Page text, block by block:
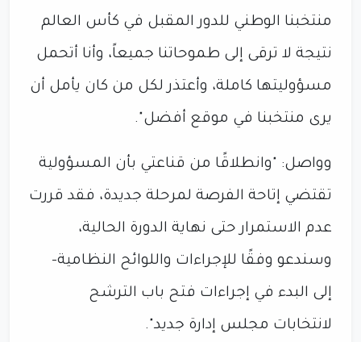
منتخبنا الوطني للدور المقبل في كأس العالم
نتيجة لا ترقى إلى طموحاتنا جميعاً، وأنا أتحمل
مسؤوليتها كاملة، وأعتذر لكل من كان يأمل أن
يرى منتخبنا في موقع أفضل".
‏وواصل: "وانطلاقًا من قناعتي بأن المسؤولية
تقتضي إتاحة الفرصة لمرحلة جديدة، فقد قررت
عدم الاستمرار حتى نهاية الدورة الحالية،
وسندعو وفقًا للإجراءات واللوائح النظامية-
إلى البدء في إجراءات فتح باب الترشح
لانتخابات مجلس إدارة جديد".